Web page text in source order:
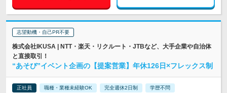
志望動機・自己PR不要
株式会社IKUSA | NTT・楽天・リクルート・JTBなど、大手企業や自治体
と直接取引！
“あそび”イベント企画の【提案営業】年休126日×フレックス制
正社員 職種・業種未経験OK 完全週休2日制 学歴不問